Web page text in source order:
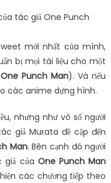
mới nhất của mình,
bị mọi tài liệu cho một
One Punch Man). Và nếu
các anime dựng hình.
nhưng như vô số người
giả Murata đề cập đến
Man. Bên cạnh đó người
của One Punch Man
các chương tiếp theo